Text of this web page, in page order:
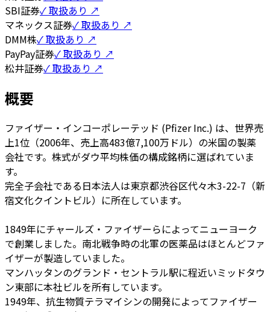
SBI証券✓ 取扱あり ↗
マネックス証券✓ 取扱あり ↗
DMM株✓ 取扱あり ↗
PayPay証券✓ 取扱あり ↗
松井証券✓ 取扱あり ↗
概要
ファイザー・インコーポレーテッド (Pfizer Inc.) は、世界売
上1位（2006年、売上高483億7,100万ドル）の米国の製薬
会社です。株式がダウ平均株価の構成銘柄に選ばれていま
す。
完全子会社である日本法人は東京都渋谷区代々木3-22-7（新
宿文化クイントビル）に所在しています。
1849年にチャールズ・ファイザーらによってニューヨーク
で創業しました。南北戦争時の北軍の医薬品はほとんどファ
イザーが製造していました。
マンハッタンのグランド・セントラル駅に程近いミッドタウ
ン東部に本社ビルを所有しています。
1949年、抗生物質テラマイシンの開発によってファイザー